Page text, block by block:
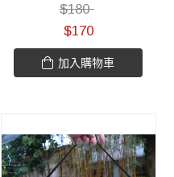
$180
$170
加入購物車